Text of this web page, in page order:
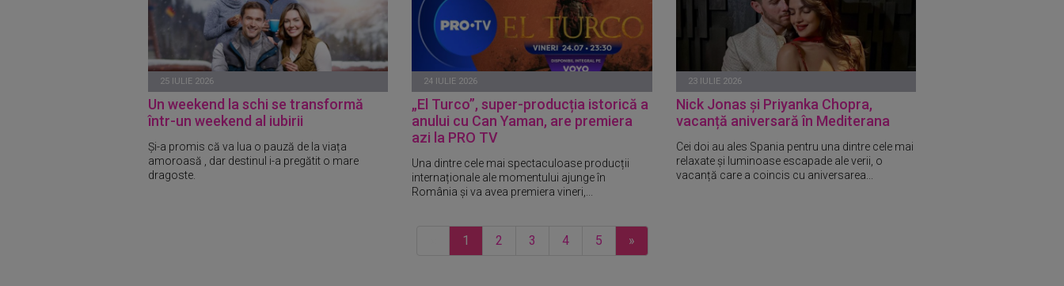
25 IULIE 2026
Un weekend la schi se transformă
într-un weekend al iubirii
Și-a promis că va lua o pauză de la viața
amoroasă , dar destinul i-a pregătit o mare
dragoste.
24 IULIE 2026
„El Turco”, super-producția istorică a
anului cu Can Yaman, are premiera
azi la PRO TV
Una dintre cele mai spectaculoase producții
internaționale ale momentului ajunge în
România și va avea premiera vineri,...
23 IULIE 2026
Nick Jonas și Priyanka Chopra,
vacanță aniversară în Mediterana
Cei doi au ales Spania pentru una dintre cele mai
relaxate și luminoase escapade ale verii, o
vacanță care a coincis cu aniversarea...
1 2 3 4 5 »